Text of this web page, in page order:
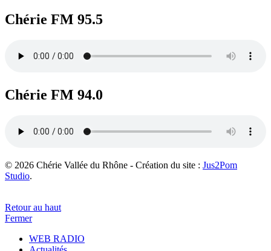
Chérie FM 95.5
Chérie FM 94.0
© 2026 Chérie Vallée du Rhône - Création du site : Jus2Pom
Studio.
Retour au haut
Fermer
WEB RADIO